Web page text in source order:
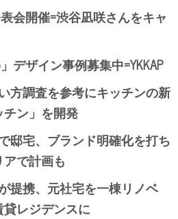
会開催=渋谷凪咲さんをキャ
デザイン事例募集中=YKKAP
方調査を参考にキッチンの新
ン」を開発
邸宅、ブランド明確化を打ち
で計画も
提携、元社宅を一棟リノベ
レジデンスに